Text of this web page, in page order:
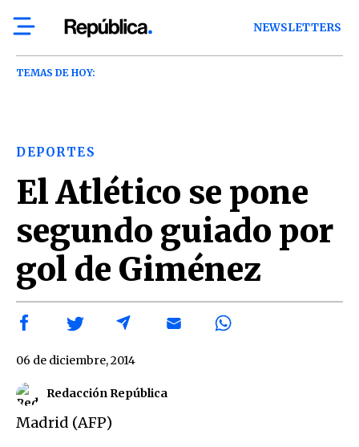
NEWSLETTERS
TEMAS DE HOY:
DEPORTES
El Atlético se pone
segundo guiado por
gol de Giménez
Redacción República
06 de diciembre, 2014
Madrid (AFP)